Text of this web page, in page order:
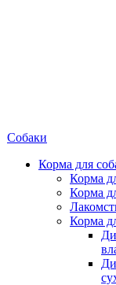
Собаки
Корма для
Корма
Корма
Корма